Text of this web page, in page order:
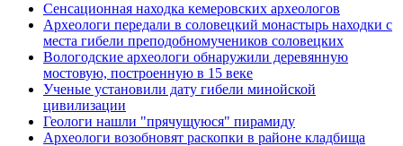
Сенсационная находка кемеровских археологов
Археологи передали в соловецкий монастырь находки с
места гибели преподобномучеников соловецких
Вологодские археологи обнаружили деревянную
мостовую, построенную в 15 веке
Ученые установили дату гибели минойской
цивилизации
Геологи нашли "прячущуюся" пирамиду
Археологи возобновят раскопки в районе кладбища